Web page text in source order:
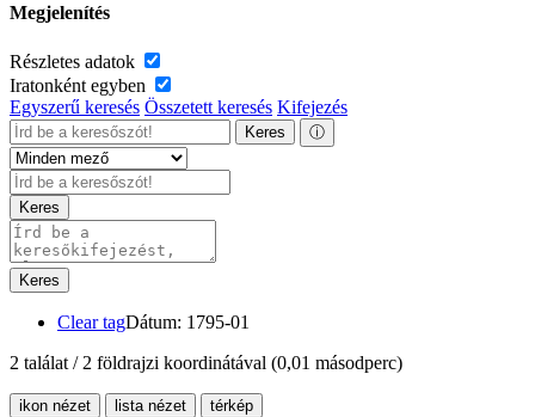
Megjelenítés
Részletes adatok
Iratonként egyben
Egyszerű keresés Összetett keresés Kifejezés
Keres ⓘ
Keres
Keres
Clear tagDátum: 1795-01
2 találat / 2 földrajzi koordinátával (0,01 másodperc)
ikon nézet lista nézet térkép